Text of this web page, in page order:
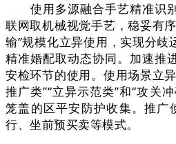
使用多源融合手艺精准识
联网取机械视觉手艺，稳妥有
输”规模化立异使用，实现分歧
精准婚配取动态协同。加速推
安检环节的使用。使用场景立
推广类”“立异示范类”和“攻关
笼盖的区平安防护收集。推广
行、坐前预买卖等模式。